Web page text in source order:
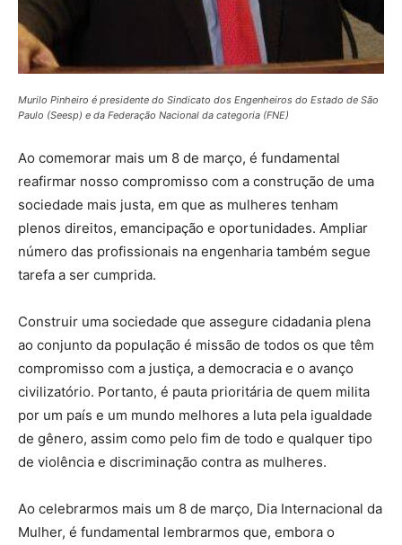
Murilo Pinheiro é presidente do Sindicato dos Engenheiros do Estado de São
Paulo (Seesp) e da Federação Nacional da categoria (FNE)
Ao comemorar mais um 8 de março, é fundamental
reafirmar nosso compromisso com a construção de uma
sociedade mais justa, em que as mulheres tenham
plenos direitos, emancipação e oportunidades. Ampliar
número das profissionais na engenharia também segue
tarefa a ser cumprida.
Construir uma sociedade que assegure cidadania plena
ao conjunto da população é missão de todos os que têm
compromisso com a justiça, a democracia e o avanço
civilizatório. Portanto, é pauta prioritária de quem milita
por um país e um mundo melhores a luta pela igualdade
de gênero, assim como pelo fim de todo e qualquer tipo
de violência e discriminação contra as mulheres.
Ao celebrarmos mais um 8 de março, Dia Internacional da
Mulher, é fundamental lembrarmos que, embora o